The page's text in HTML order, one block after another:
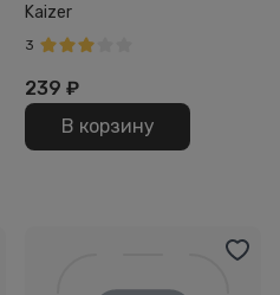
Kaizer
3
239 ₽
В корзину